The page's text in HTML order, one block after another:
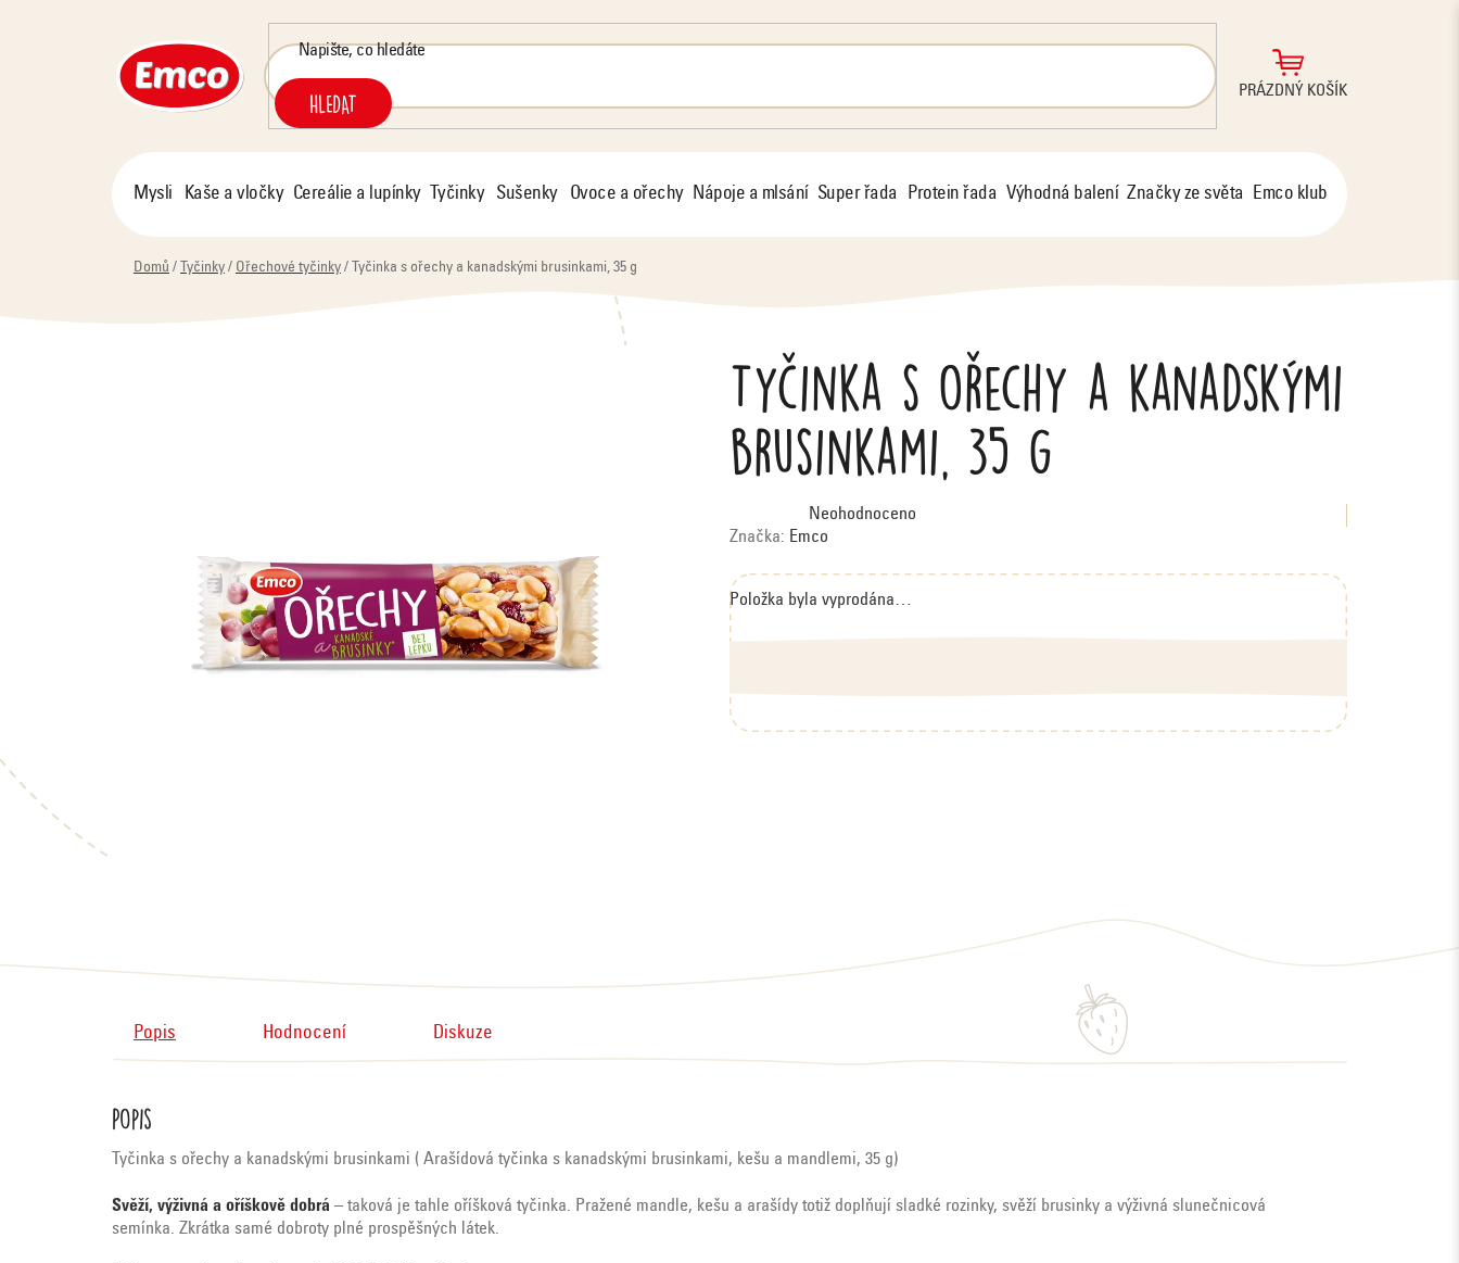
HLEDAT
NÁKUPNÍ
PRÁZDNÝ KOŠÍK
Mysli Kaše a vločky Cereálie a lupínky Tyčinky Sušenky Ovoce a ořechy Nápoje a mlsání Super řada Protein řada Výhodná balení Značky ze světa Emco klub
Domů / Tyčinky / Ořechové tyčinky / Tyčinka s ořechy a kanadskými brusinkami, 35 g
Tyčinka s ořechy a kanadskými
brusinkami, 35 g
Průměrné
hodnocení
produktu
je
5
Neohodnoceno
Značka: Emco
Položka byla vyprodána…
Popis Hodnocení Diskuze
Popis
Tyčinka s ořechy a kanadskými brusinkami ( Arašídová tyčinka s kanadskými brusinkami, kešu a mandlemi, 35 g)
Svěží, výživná a oříškově dobrá – taková je tahle oříšková tyčinka. Pražené mandle, kešu a arašídy totiž doplňují sladké rozinky, svěží brusinky a výživná slunečnicová
semínka. Zkrátka samé dobroty plné prospěšných látek.